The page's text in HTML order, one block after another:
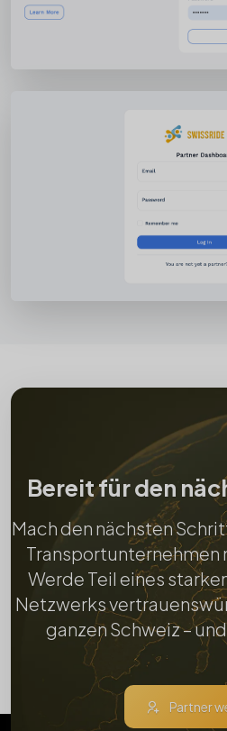
Bereit für den
Mach den nächsten
Transportunternehmen
Werde Teil eines
Netzwerks
ganzen Schweiz –
Partner